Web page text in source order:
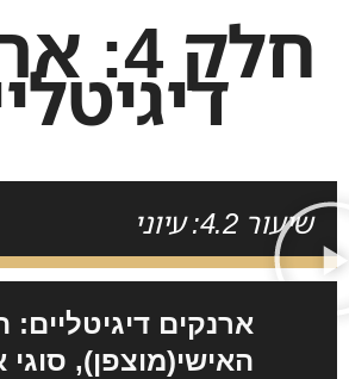
חלק
שיעור 4.2: עיוני
ארנקים
האישי(מוצפן), סוגי